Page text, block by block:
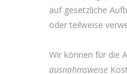
auf gesetzliche
oder teilweise
Wir können für die
ausnahmsweise